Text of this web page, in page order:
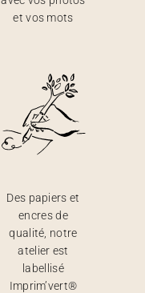
et vos mots
Des papiers et
encres de
qualité, notre
atelier est
labellisé
Imprim’vert®